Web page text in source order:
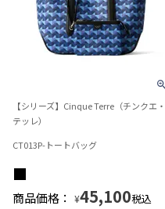
【シリーズ】Cinque Terre（チンクエ・
テッレ）
CT013P-トートバッグ
商品価格： ¥45,100税込